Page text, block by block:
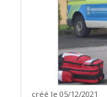
créé le 05/12/2021